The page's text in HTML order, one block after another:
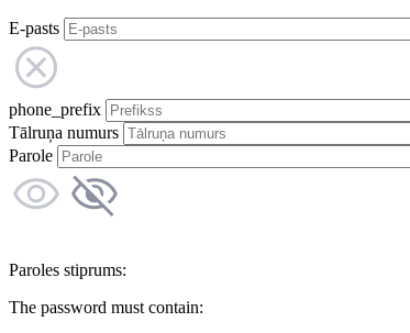
E-pasts
phone_prefix
Tālruņa numurs
Parole
Paroles stiprums:
The password must contain: